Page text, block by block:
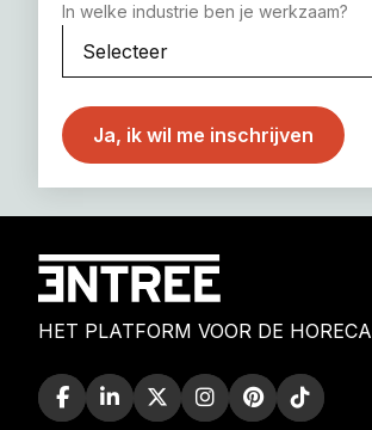
In welke industrie ben je werkzaam?
HET PLATFORM VOOR DE HORECA